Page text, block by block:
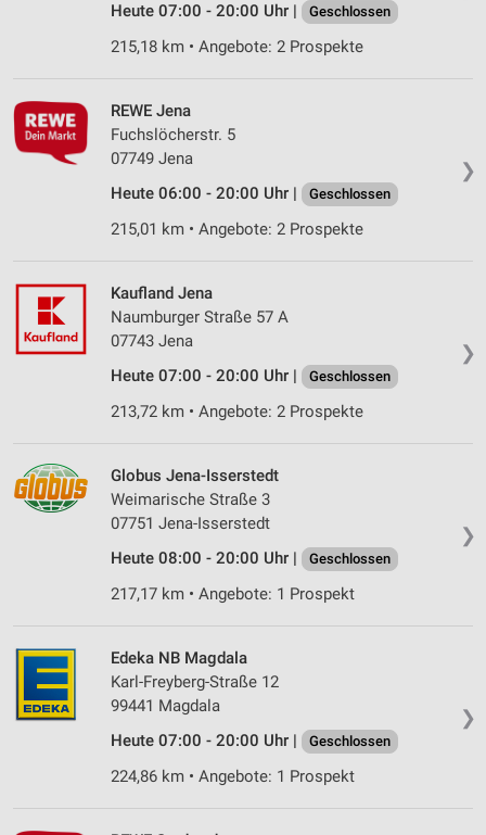
Heute 07:00 - 20:00 Uhr |
Geschlossen
215,18 km • Angebote: 2 Prospekte
❯
REWE Jena
Fuchslöcherstr. 5
07749 Jena
Heute 06:00 - 20:00 Uhr |
Geschlossen
215,01 km • Angebote: 2 Prospekte
❯
Kaufland Jena
Naumburger Straße 57 A
07743 Jena
Heute 07:00 - 20:00 Uhr |
Geschlossen
213,72 km • Angebote: 2 Prospekte
❯
Globus Jena-Isserstedt
Weimarische Straße 3
07751 Jena-Isserstedt
Heute 08:00 - 20:00 Uhr |
Geschlossen
217,17 km • Angebote: 1 Prospekt
❯
Edeka NB Magdala
Karl-Freyberg-Straße 12
99441 Magdala
Heute 07:00 - 20:00 Uhr |
Geschlossen
224,86 km • Angebote: 1 Prospekt